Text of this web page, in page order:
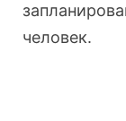
человек.